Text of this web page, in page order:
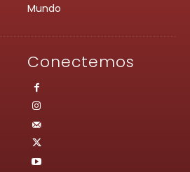
Mundo
Conectemos